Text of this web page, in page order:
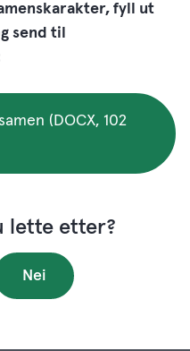
fyll ut
send til
(DOCX, 102
lette etter?
Nei